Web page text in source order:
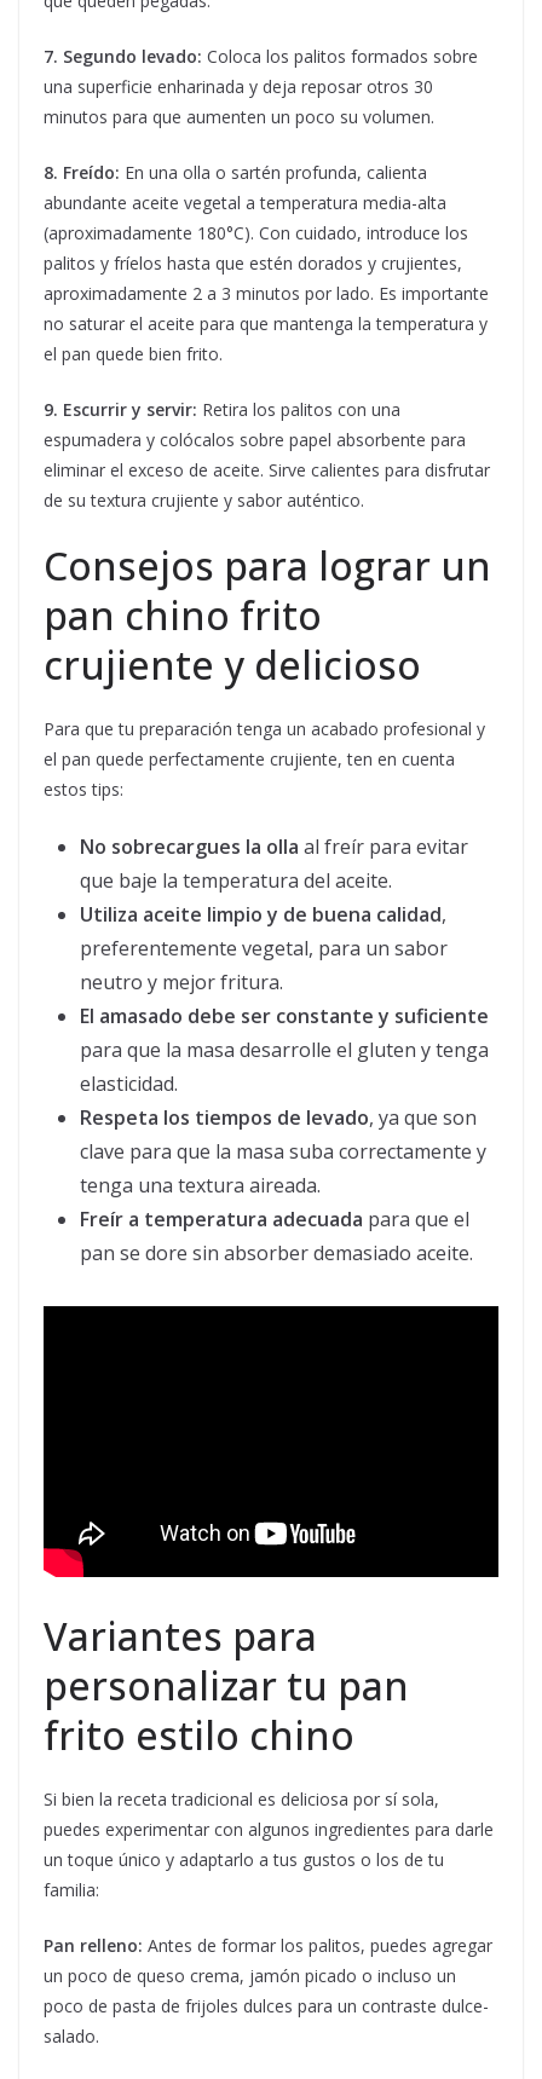
7. Segundo levado: Coloca los palitos formados sobre
una superficie enharinada y deja reposar otros 30
minutos para que aumenten un poco su volumen.
8. Freído: En una olla o sartén profunda, calienta
abundante aceite vegetal a temperatura media-alta
(aproximadamente 180°C). Con cuidado, introduce los
palitos y fríelos hasta que estén dorados y crujientes,
aproximadamente 2 a 3 minutos por lado. Es importante
no saturar el aceite para que mantenga la temperatura y
el pan quede bien frito.
9. Escurrir y servir: Retira los palitos con una
espumadera y colócalos sobre papel absorbente para
eliminar el exceso de aceite. Sirve calientes para disfrutar
de su textura crujiente y sabor auténtico.
Consejos para lograr un
pan chino frito
crujiente y delicioso
Para que tu preparación tenga un acabado profesional y
el pan quede perfectamente crujiente, ten en cuenta
estos tips:
No sobrecargues la olla al freír para evitar
que baje la temperatura del aceite.
Utiliza aceite limpio y de buena calidad,
preferentemente vegetal, para un sabor
neutro y mejor fritura.
El amasado debe ser constante y suficiente
para que la masa desarrolle el gluten y tenga
elasticidad.
Respeta los tiempos de levado, ya que son
clave para que la masa suba correctamente y
tenga una textura aireada.
Freír a temperatura adecuada para que el
pan se dore sin absorber demasiado aceite.
Variantes para
personalizar tu pan
frito estilo chino
Si bien la receta tradicional es deliciosa por sí sola,
puedes experimentar con algunos ingredientes para darle
un toque único y adaptarlo a tus gustos o los de tu
familia:
Pan relleno: Antes de formar los palitos, puedes agregar
un poco de queso crema, jamón picado o incluso un
poco de pasta de frijoles dulces para un contraste dulce-
salado.